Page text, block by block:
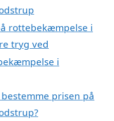
rottebekæmpelse i
tryg ved
i
prisen på